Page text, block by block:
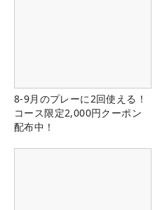
8-9月のプレーに2回使える！
コース限定2,000円クーポン
配布中！